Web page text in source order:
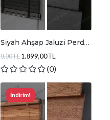
Siyah Ahşap Jaluzi Perde
0,00TL 1.899,00TL
(0)
İndirim!